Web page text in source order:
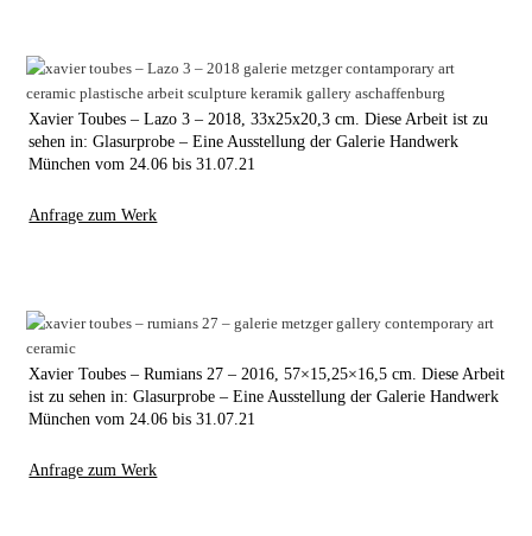
Xavier Toubes – Lazo 3 – 2018, 33x25x20,3 cm. Diese Arbeit ist zu
sehen in: Glasurprobe – Eine Ausstellung der Galerie Handwerk
München vom 24.06 bis 31.07.21
Anfrage zum Werk
Xavier Toubes – Rumians 27 – 2016, 57×15,25×16,5 cm. Diese Arbeit
ist zu sehen in: Glasurprobe – Eine Ausstellung der Galerie Handwerk
München vom 24.06 bis 31.07.21
Anfrage zum Werk